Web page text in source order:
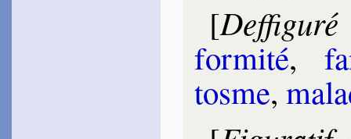
[Deffigu­ré
for­mi­té,
tosme,